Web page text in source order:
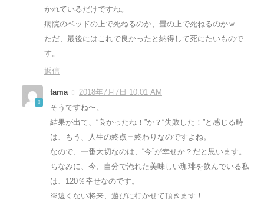
かれているだけですね。
病院のベッドの上で死ねるのか、畳の上で死ねるのかｗ
ただ、最後にはこれで良かったと納得して死にたいもので
す。
返信
tama
2018年7月7日 10:01 AM
そうですね〜。
結果が出て、“良かったね！”か？“失敗した！”と感じる時
は、もう、人生の終点＝終わりなのですよね。
なので、一番大切なのは、“今”が幸せか？だと思います。
ちなみに、今、自分で淹れた美味しい珈琲を飲んでいる私
は、120％幸せなのです。
※遠くない将来、遊びに行かせて頂きます！